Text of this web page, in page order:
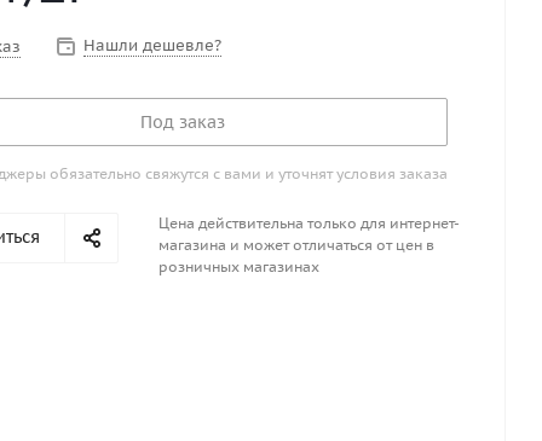
Нашли дешевле?
Под заказ
обязательно свяжутся с вами и уточнят условия заказа
Цена действительна только для интернет-
магазина и может отличаться от цен в
розничных магазинах